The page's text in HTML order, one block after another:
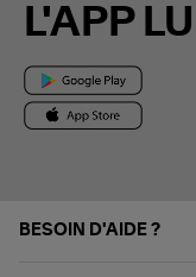
L'APP
BESOIN D'AIDE ?